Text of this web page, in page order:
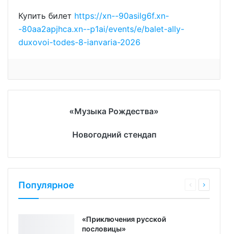
Купить билет https://xn--90asilg6f.xn-
-80aa2apjhca.xn--p1ai/events/e/balet-ally-
duxovoi-todes-8-ianvaria-2026
«Музыка Рождества»
Новогодний стендап
Популярное
«Приключения русской
пословицы»